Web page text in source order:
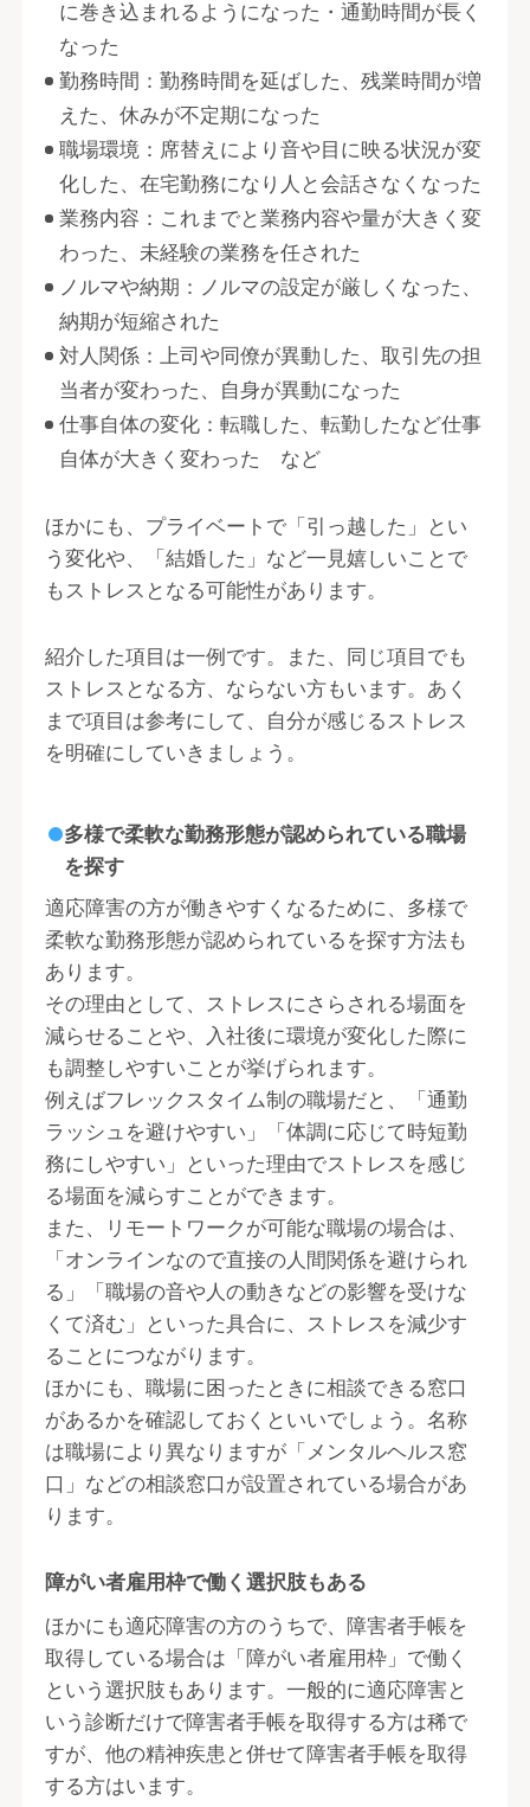
に巻き込まれるようになった・通勤時間が長く
なった
勤務時間：勤務時間を延ばした、残業時間が増
えた、休みが不定期になった
職場環境：席替えにより音や目に映る状況が変
化した、在宅勤務になり人と会話さなくなった
業務内容：これまでと業務内容や量が大きく変
わった、未経験の業務を任された
ノルマや納期：ノルマの設定が厳しくなった、
納期が短縮された
対人関係：上司や同僚が異動した、取引先の担
当者が変わった、自身が異動になった
仕事自体の変化：転職した、転勤したなど仕事
自体が大きく変わった など
ほかにも、プライベートで「引っ越した」とい
う変化や、「結婚した」など一見嬉しいことで
もストレスとなる可能性があります。
紹介した項目は一例です。また、同じ項目でも
ストレスとなる方、ならない方もいます。あく
まで項目は参考にして、自分が感じるストレス
を明確にしていきましょう。
多様で柔軟な勤務形態が認められている職場
を探す
適応障害の方が働きやすくなるために、多様で
柔軟な勤務形態が認められているを探す方法も
あります。
その理由として、ストレスにさらされる場面を
減らせることや、入社後に環境が変化した際に
も調整しやすいことが挙げられます。
例えばフレックスタイム制の職場だと、「通勤
ラッシュを避けやすい」「体調に応じて時短勤
務にしやすい」といった理由でストレスを感じ
る場面を減らすことができます。
また、リモートワークが可能な職場の場合は、
「オンラインなので直接の人間関係を避けられ
る」「職場の音や人の動きなどの影響を受けな
くて済む」といった具合に、ストレスを減少す
ることにつながります。
ほかにも、職場に困ったときに相談できる窓口
があるかを確認しておくといいでしょう。名称
は職場により異なりますが「メンタルヘルス窓
口」などの相談窓口が設置されている場合があ
ります。
障がい者雇用枠で働く選択肢もある
ほかにも適応障害の方のうちで、障害者手帳を
取得している場合は「障がい者雇用枠」で働く
という選択肢もあります。一般的に適応障害と
いう診断だけで障害者手帳を取得する方は稀で
すが、他の精神疾患と併せて障害者手帳を取得
する方はいます。